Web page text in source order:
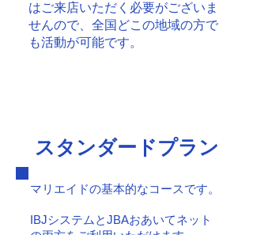
はご来店いただく必要がございま
せんので、全国どこの地域の方で
も活動が可能です。​
​スタンダードプラン
マリエイドの基本的なコースです。
IBJシステムとJBAおあいてネット